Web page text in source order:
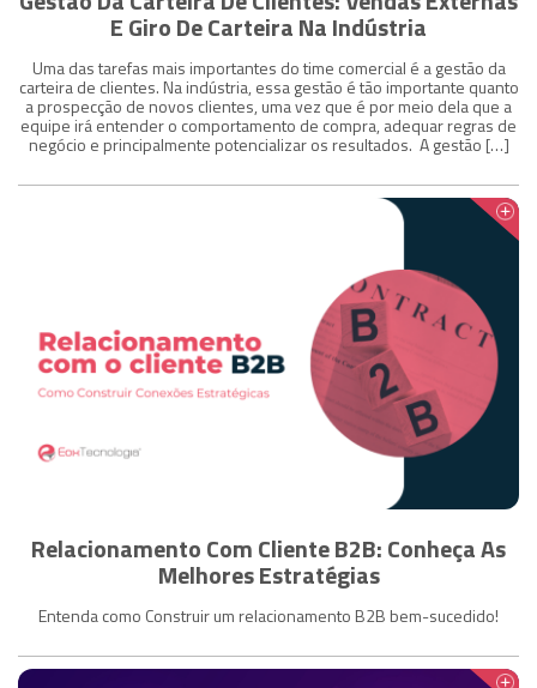
E Giro De Carteira Na Indústria
Uma das tarefas mais importantes do time comercial é a gestão da
carteira de clientes. Na indústria, essa gestão é tão importante quanto
a prospecção de novos clientes, uma vez que é por meio dela que a
equipe irá entender o comportamento de compra, adequar regras de
negócio e principalmente potencializar os resultados. A gestão […]
Relacionamento Com Cliente B2B: Conheça As
Melhores Estratégias
Entenda como Construir um relacionamento B2B bem-sucedido!